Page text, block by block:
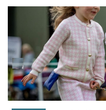
staršem pogosto hitro
vzpostaviti mir.